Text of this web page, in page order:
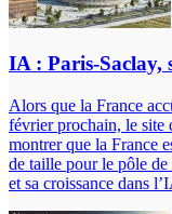
IA : Paris-Saclay,
Alors que la France
février prochain, le site
montrer que la France
de taille pour le pôle
et sa croissance dans